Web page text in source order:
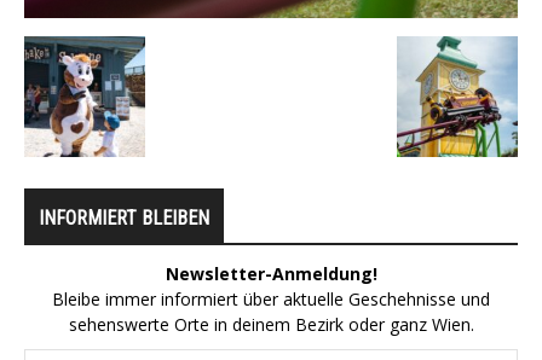
INFORMIERT BLEIBEN
Newsletter-Anmeldung!
Bleibe immer informiert über aktuelle Geschehnisse und
sehenswerte Orte in deinem Bezirk oder ganz Wien.